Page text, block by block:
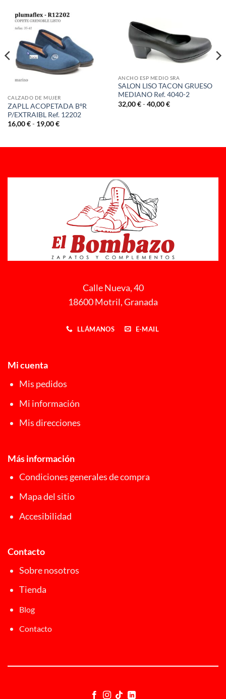
CALZADO DE MUJER
ZAPLL ACOPETADA BºR
P/EXTRAIBL Ref. 12202
16,00€ - 19,00€Rango
16,00 €
ANCHO ESP MEDIO SRA
SALON LISO TACON GRUESO
MEDIANO Ref. 4040-2
32,00€ - 40,00€Rango
Calle Nueva, 40
18600 Motril, Granada
LLÁMANOS E-MAIL
Mi cuenta
Mis pedidos
Mi información
Mis direcciones
Más información
Condiciones generales de compra
Mapa del sitio
Accesibilidad
Contacto
Sobre nosotros
Tienda
Blog
Contacto